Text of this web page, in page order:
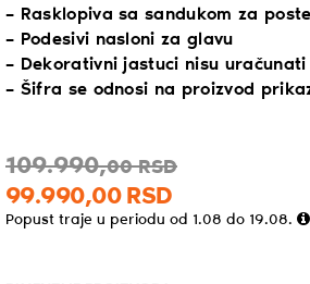
– Rasklopiva sa sandukom za
– Podesivi nasloni za glavu
– Dekorativni jastuci nisu uračunati
– Šifra se odnosi na proizvod
109.990,00 RSD
99.990,00 RSD
Popust traje u periodu od 1.08 do 19.08.